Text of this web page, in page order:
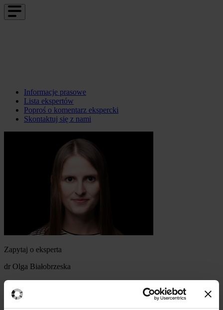
Informacje prasowe
Lista ekspertów
Poproś o komentarz ekspercki
Skontaktuj się z nami
Zapytaj o eksperta
dr Olga Białobrzeska
Szukasz eksperta